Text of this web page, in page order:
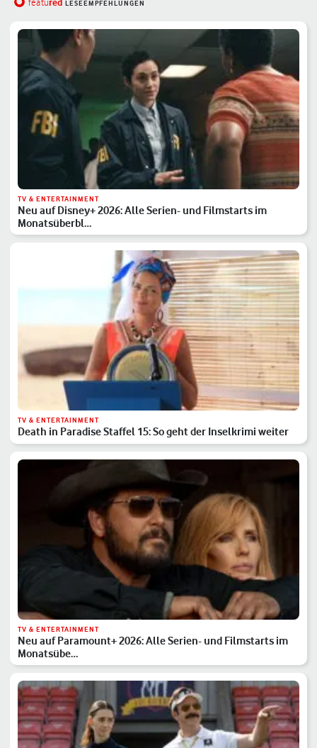
featu LESEEMPFEHLUNGEN
TV & ENTERTAINMENT
Neu auf Disney+ 2026: Alle Serien- und Filmstarts im
Monatsüberbl…
TV & ENTERTAINMENT
Death in Paradise Staffel 15: So geht der Inselkrimi weiter
TV & ENTERTAINMENT
Neu auf Paramount+ 2026: Alle Serien- und Filmstarts im
Monatsübe…